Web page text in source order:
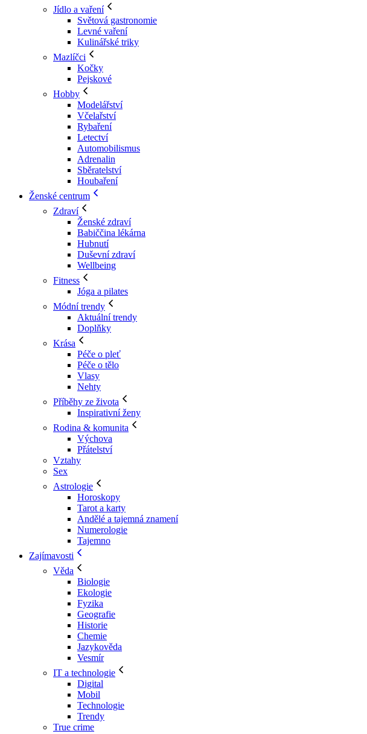
Jídlo a vaření
Světová gastronomie
Levné vaření
Kulinářské triky
Mazlíčci
Kočky
Pejskové
Hobby
Modelářství
Včelařství
Rybaření
Letectví
Automobilismus
Adrenalin
Sběratelství
Houbaření
Ženské centrum
Zdraví
Ženské zdraví
Babiččina lékárna
Hubnutí
Duševní zdraví
Wellbeing
Fitness
Jóga a pilates
Módní trendy
Aktuální trendy
Doplňky
Krása
Péče o pleť
Péče o tělo
Vlasy
Nehty
Příběhy ze života
Inspirativní ženy
Rodina & komunita
Výchova
Přátelství
Vztahy
Sex
Astrologie
Horoskopy
Tarot a karty
Andělé a tajemná znamení
Numerologie
Tajemno
Zajímavosti
Věda
Biologie
Ekologie
Fyzika
Geografie
Historie
Chemie
Jazykověda
Vesmír
IT a technologie
Digital
Mobil
Technologie
Trendy
True crime